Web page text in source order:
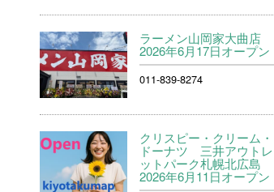
ラーメン山岡家大曲店
2026年6月17日オープン
011-839-8274
クリスピー・クリーム・
ドーナツ 三井アウトレ
ットパーク札幌北広島
2026年6月11日オープン